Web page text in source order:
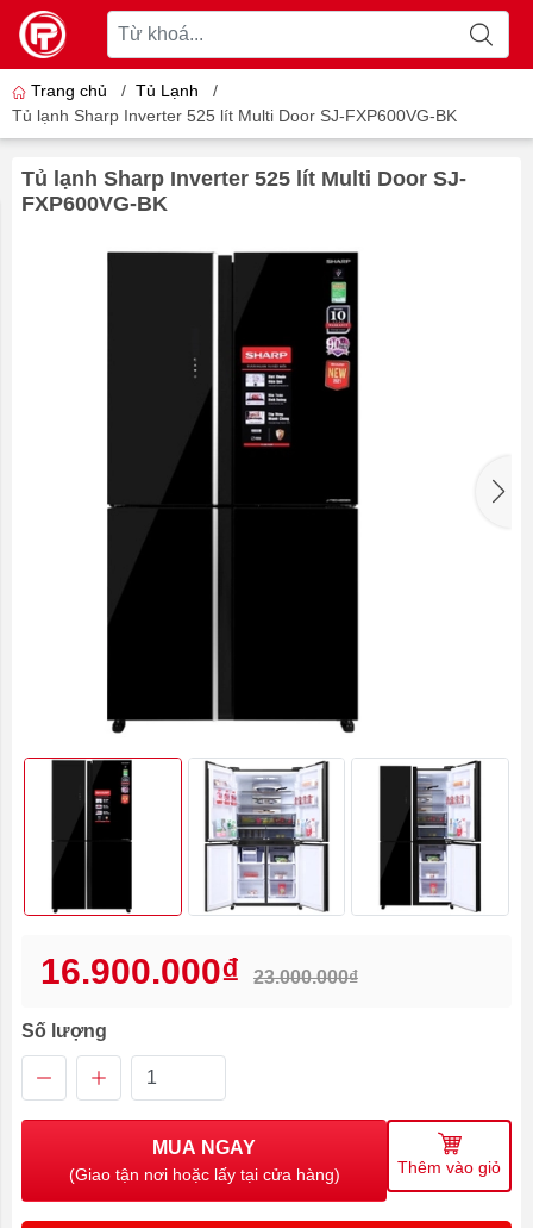
Trang chủ / Tủ Lạnh
/
Tủ lạnh Sharp Inverter 525 lít Multi Door SJ-FXP600VG-BK
Tủ lạnh Sharp Inverter 525 lít Multi Door SJ-
FXP600VG-BK
16.900.000₫ 23.000.000₫
Số lượng
MUA NGAY
(Giao tận nơi hoặc lấy tại cửa hàng) Thêm vào giỏ